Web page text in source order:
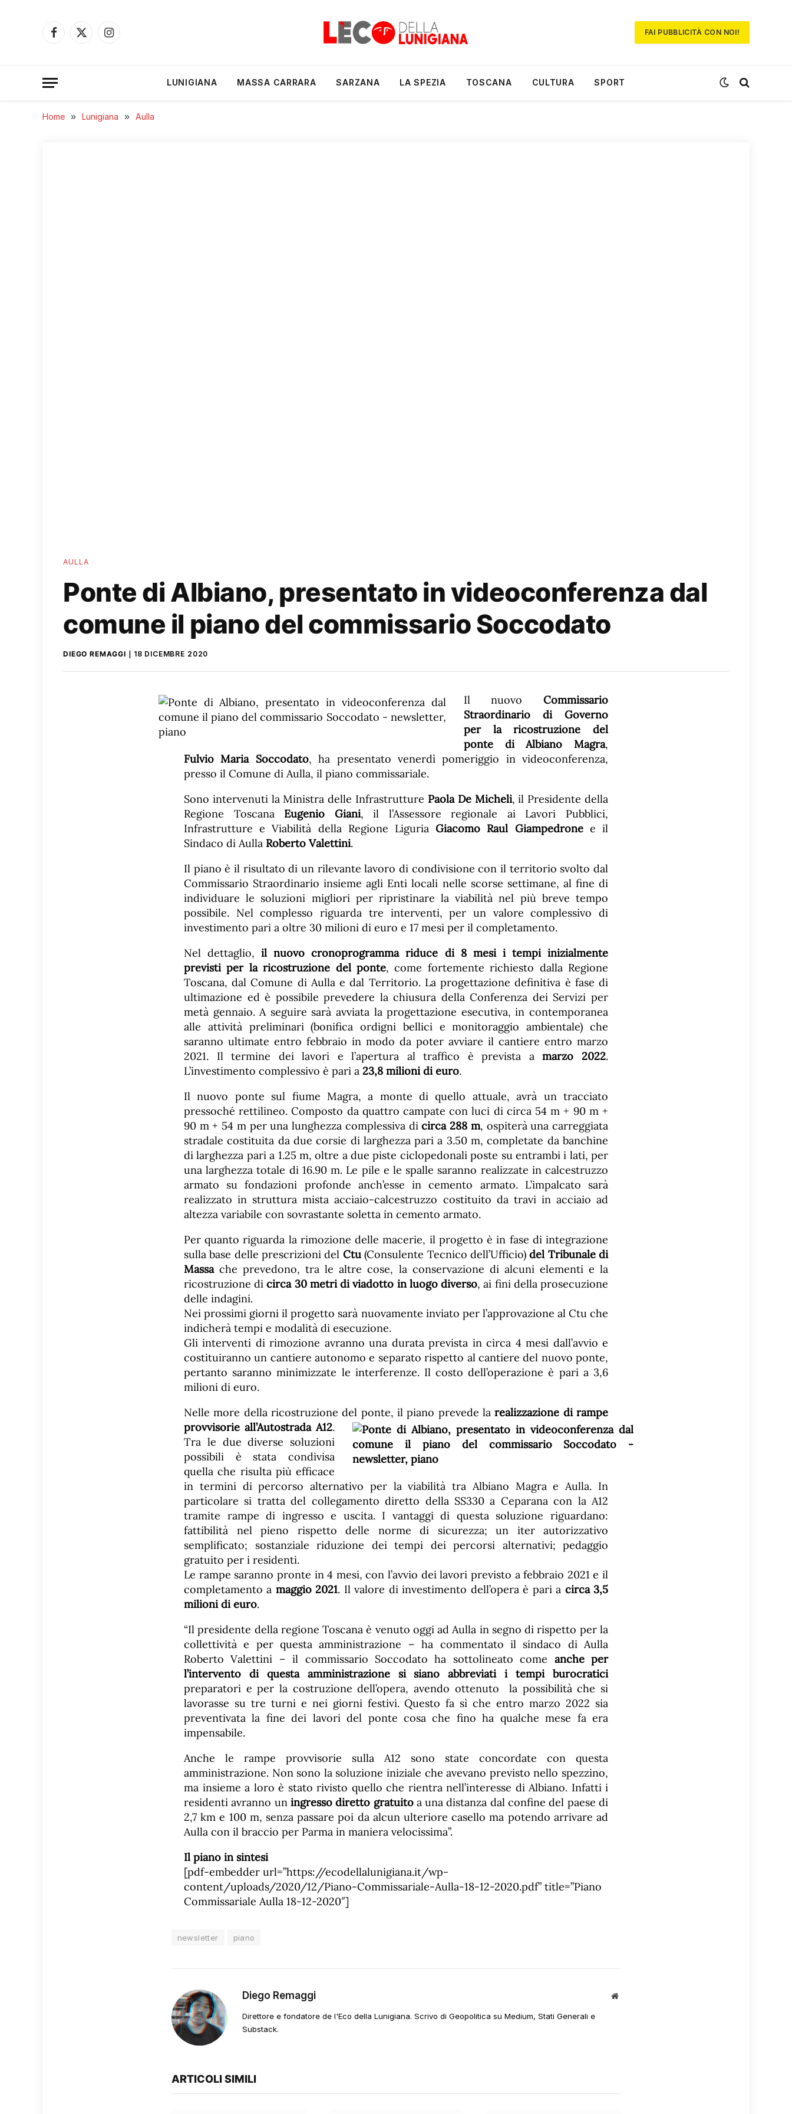
Facebook
X
Instagram
FAI PUBBLICITÀ CON NOI!
LUNIGIANA MASSA CARRARA SARZANA LA SPEZIA TOSCANA CULTURA SPORT
Home » Lunigiana » Aulla
AULLA
Ponte di Albiano, presentato in videoconferenza dal
comune il piano del commissario Soccodato
DIEGO REMAGGI 18 DICEMBRE 2020
Il nuovo Commissario
Straordinario di Governo
per la ricostruzione del
ponte di Albiano Magra,
Fulvio Maria Soccodato, ha presentato venerdì pomeriggio in videoconferenza,
presso il Comune di Aulla, il piano commissariale.
Sono intervenuti la Ministra delle Infrastrutture Paola De Micheli, il Presidente della
Regione Toscana Eugenio Giani, il l’Assessore regionale ai Lavori Pubblici,
Infrastrutture e Viabilità della Regione LiguriaGiacomo Raul Giampedronee il
Sindaco di Aulla Roberto Valettini.
Il piano è il risultato di un rilevante lavoro di condivisione con il territorio svolto dal
Commissario Straordinario insieme agli Enti locali nelle scorse settimane, al fine di
individuare le soluzioni migliori per ripristinare la viabilità nel più breve tempo
possibile. Nel complesso riguarda tre interventi, per un valore complessivo di
investimento pari a oltre 30 milioni di euro e 17 mesi per il completamento.
Nel dettaglio,il nuovo cronoprogramma riduce di 8 mesi i tempi inizialmente
previsti per la ricostruzione del ponte, come fortemente richiesto dalla Regione
Toscana, dal Comune di Aulla e dal Territorio. La progettazione definitiva è fase di
ultimazione ed è possibile prevedere la chiusura della Conferenza dei Servizi per
metà gennaio. A seguire sarà avviata la progettazione esecutiva, in contemporanea
alle attività preliminari (bonifica ordigni bellici e monitoraggio ambientale) che
saranno ultimate entro febbraio in modo da poter avviare il cantiere entro marzo
2021. Il termine dei lavori e l’apertura al traffico è prevista amarzo 2022.
L’investimento complessivo è pari a 23,8 milioni di euro.
Il nuovo ponte sul fiume Magra, a monte di quello attuale, avrà un tracciato
pressoché rettilineo. Composto da quattro campate con luci di circa 54 m + 90 m +
90 m + 54 m per una lunghezza complessiva dicirca 288 m, ospiterà una carreggiata
stradale costituita da due corsie di larghezza pari a 3.50 m, completate da banchine
di larghezza pari a 1.25 m, oltre a due piste ciclopedonali poste su entrambi i lati, per
una larghezza totale di 16.90 m. Le pile e le spalle saranno realizzate in calcestruzzo
armato su fondazioni profonde anch’esse in cemento armato. L’impalcato sarà
realizzato in struttura mista acciaio-calcestruzzo costituito da travi in acciaio ad
altezza variabile con sovrastante soletta in cemento armato.
Per quanto riguarda la rimozione delle macerie, il progetto è in fase di integrazione
sulla base delle prescrizioni del Ctu(Consulente Tecnico dell’Ufficio)del Tribunale di
Massache prevedono, tra le altre cose, la conservazione di alcuni elementi e la
ricostruzione dicirca 30 metri di viadotto in luogo diverso, ai fini della prosecuzione
delle indagini.
Nei prossimi giorni il progetto sarà nuovamente inviato per l’approvazione al Ctu che
indicherà tempi e modalità di esecuzione.
Gli interventi di rimozione avranno una durata prevista in circa 4 mesi dall’avvio e
costituiranno un cantiere autonomo e separato rispetto al cantiere del nuovo ponte,
pertanto saranno minimizzate le interferenze. Il costo dell’operazione è pari a 3,6
milioni di euro.
Nelle more della ricostruzione del ponte, il piano prevede larealizzazione di rampe
provvisorie all’Autostrada A12.
Tra le due diverse soluzioni
possibili è stata condivisa
quella che risulta più efficace
in termini di percorso alternativo per la viabilità tra Albiano Magra e Aulla. In
particolare si tratta del collegamento diretto della SS330 a Ceparana con la A12
tramite rampe di ingresso e uscita. I vantaggi di questa soluzione riguardano:
fattibilità nel pieno rispetto delle norme di sicurezza; un iter autorizzativo
semplificato; sostanziale riduzione dei tempi dei percorsi alternativi; pedaggio
gratuito per i residenti.
Le rampe saranno pronte in 4 mesi, con l’avvio dei lavori previsto a febbraio 2021 e il
completamento a maggio 2021. Il valore di investimento dell’opera è pari a circa 3,5
milioni di euro.
“Il presidente della regione Toscana è venuto oggi ad Aulla in segno di rispetto per la
collettività e per questa amministrazione – ha commentato il sindaco di Aulla
Roberto Valettini – il commissario Soccodato ha sottolineato come anche per
l’intervento di questa amministrazione si siano abbreviati i tempi burocratici
preparatori e per la costruzione dell’opera, avendo ottenuto la possibilità che si
lavorasse su tre turni e nei giorni festivi. Questo fa sì che entro marzo 2022 sia
preventivata la fine dei lavori del ponte cosa che fino ha qualche mese fa era
impensabile.
Anche le rampe provvisorie sulla A12 sono state concordate con questa
amministrazione. Non sono la soluzione iniziale che avevano previsto nello spezzino,
ma insieme a loro è stato rivisto quello che rientra nell’interesse di Albiano. Infatti i
residenti avranno un ingresso diretto gratuitoa una distanza dal confine del paese di
2,7 km e 100 m, senza passare poi da alcun ulteriore casello ma potendo arrivare ad
Aulla con il braccio per Parma in maniera velocissima”.
Il piano in sintesi
[pdf-embedder url=”https://ecodellalunigiana.it/wp-
content/uploads/2020/12/Piano-Commissariale-Aulla-18-12-2020.pdf” title=”Piano
Commissariale Aulla 18-12-2020″]
newsletter piano
Diego Remaggi
Sito
Direttore e fondatore de l'Eco della Lunigiana. Scrivo di Geopolitica su Medium, Stati Generali e
Substack.
ARTICOLI SIMILI